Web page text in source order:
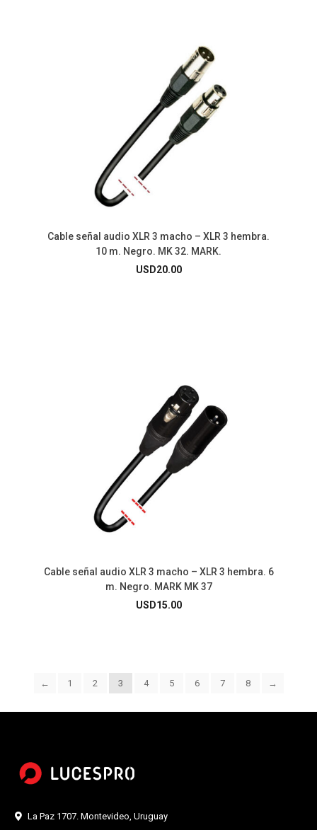
Cable señal audio XLR 3 macho – XLR 3 hembra.
10 m. Negro. MK 32. MARK.
USD20.00
Cable señal audio XLR 3 macho – XLR 3 hembra. 6
m. Negro. MARK MK 37
USD15.00
← 1 2 3 4 5 6 7 8 →
La Paz 1707. Montevideo, Uruguay